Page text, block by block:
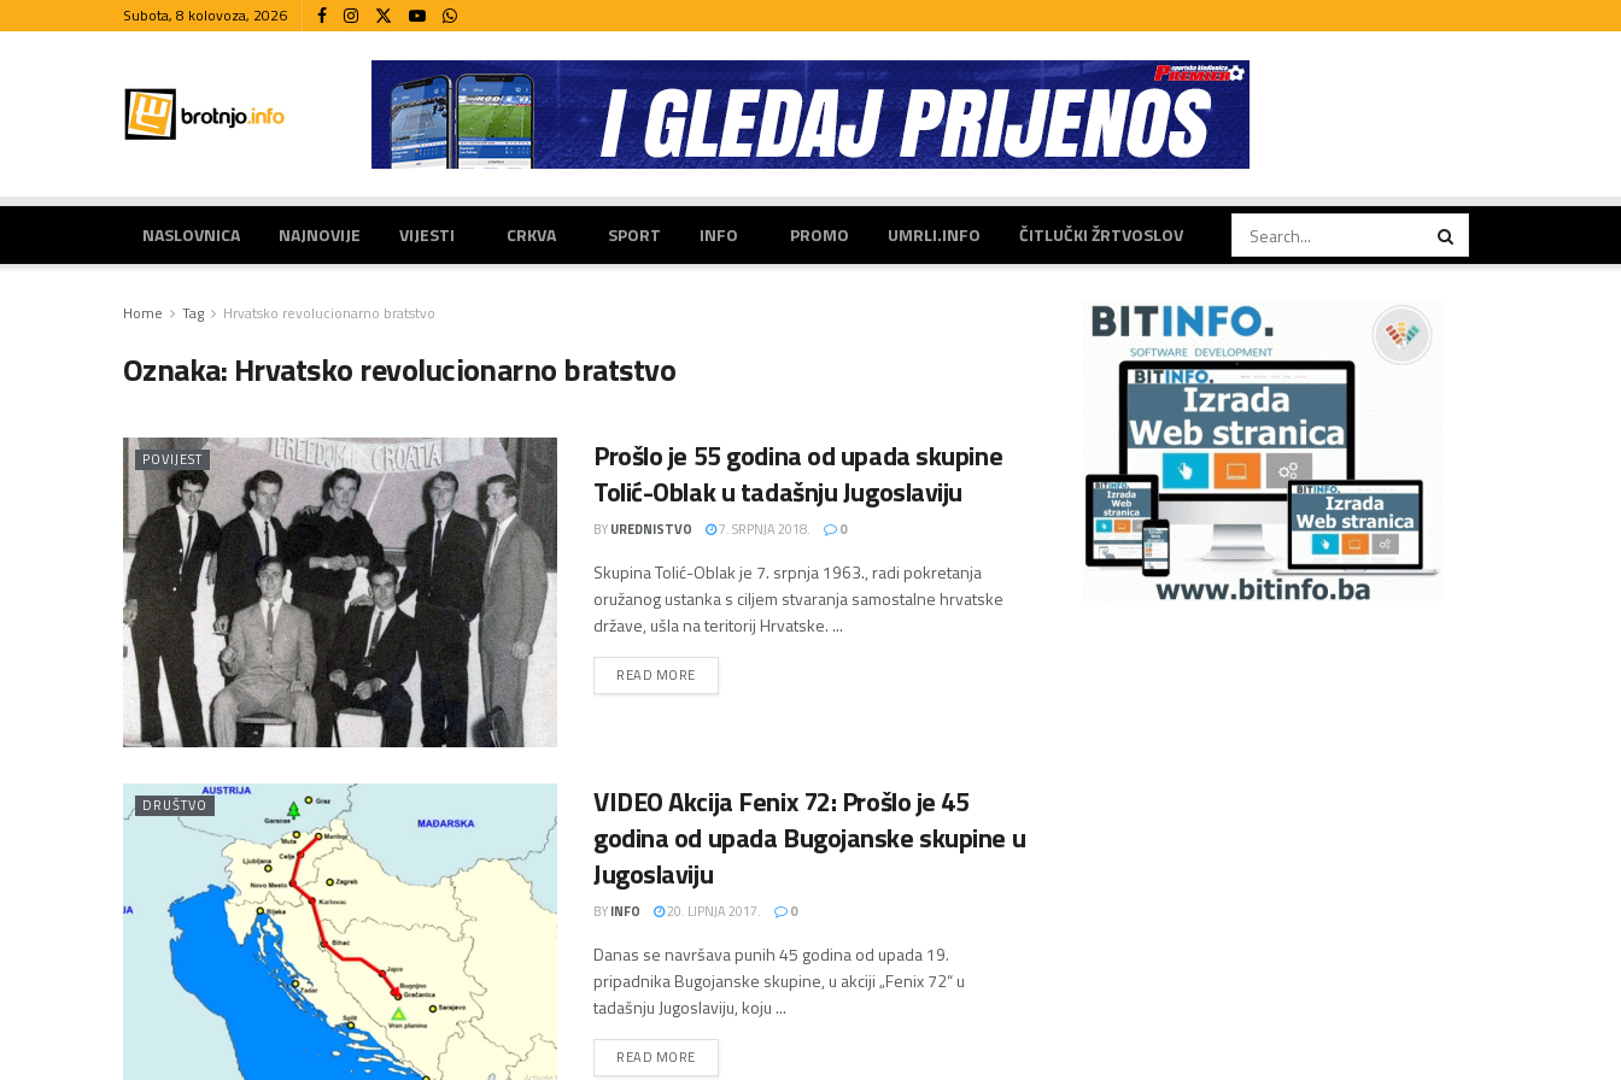
Subota, 8 kolovoza, 2026
NASLOVNICA NAJNOVIJE VIJESTI CRKVA SPORT INFO PROMO UMRLI.INFO ČITLUČKI ŽRTVOSLOV
Home Tag Hrvatsko revolucionarno bratstvo
Oznaka: Hrvatsko revolucionarno bratstvo
POVIJEST
Prošlo je 55 godina od upada skupine
Tolić-Oblak u tadašnju Jugoslaviju
BYUREDNISTVO 7. SRPNJA 2018. 0
Skupina Tolić-Oblak je 7. srpnja 1963., radi pokretanja
oružanog ustanka s ciljem stvaranja samostalne hrvatske
države, ušla na teritorij Hrvatske. ...
READ MOREDETAILS
DRUŠTVO
VIDEO Akcija Fenix 72: Prošlo je 45
godina od upada Bugojanske skupine u
Jugoslaviju
BYINFO 20. LIPNJA 2017. 0
Danas se navršava punih 45 godina od upada 19.
pripadnika Bugojanske skupine, u akciji „Fenix 72“ u
tadašnju Jugoslaviju, koju ...
READ MOREDETAILS